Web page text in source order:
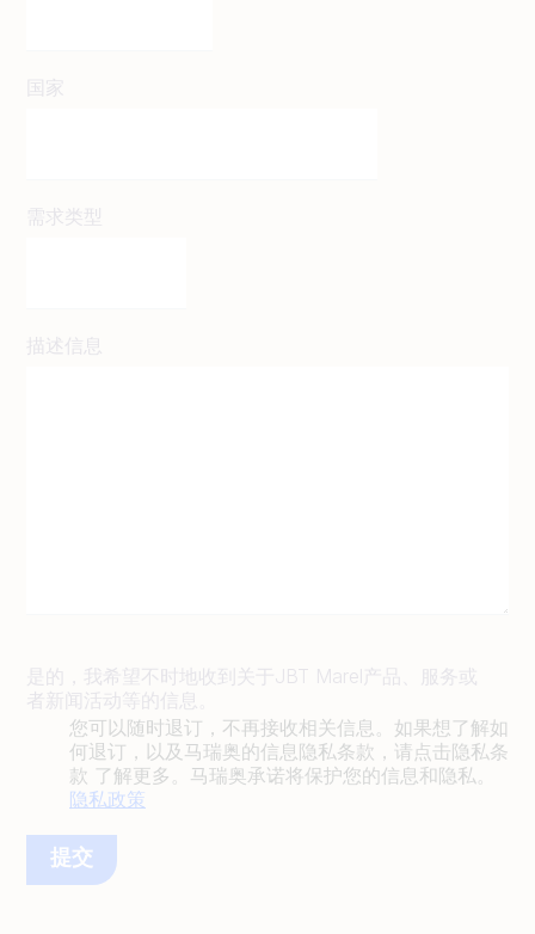
国家
需求类型
描述信息
是的，我希望不时地收到关于JBT Marel产品、服务或
者新闻活动等的信息。
您可以随时退订，不再接收相关信息。如果想了解如
何退订，以及马瑞奥的信息隐私条款，请点击隐私条
款 了解更多。马瑞奥承诺将保护您的信息和隐私。
隐私政策